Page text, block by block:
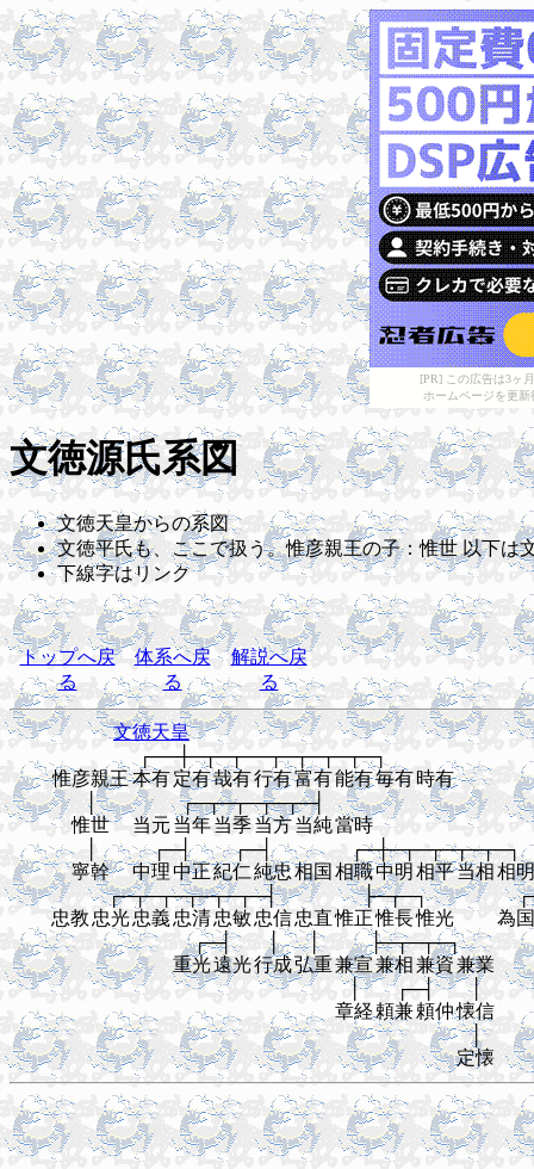
[PR] この広告は3ヶ
ホームページを更
文徳源氏系図
文徳天皇からの系図
文徳平氏も、ここで扱う。惟彦親王の子：惟世 以下は
下線字はリンク
トップへ戻
る
体系へ戻
る
解説へ戻
る
文徳天皇
┌──┼─┬─┬──┬─┬─┬─┬─┐
惟彦親王本有定有哉有行有富有能有毎有時有
│
┌─┬─┬─┬─┬─┤
惟世
当元当年当季当方当純當時
┌─┤ ┌─┤
┌─┼─┬─┬─┬─┬─┐
寧幹
中理中正紀仁純忠相国 相職中明 相平当相相明
┌─┬─┬─┬─┬─┬─┤
├─┬─┐
忠教 忠光忠義忠清忠敏忠信忠直惟正惟長惟光
為国
┌─┤
│ │
├─┬─┬─┐
重光遠光行成弘重兼宣兼相兼資兼業
│
┌─┤
│
章経頼兼頼仲懐信
│
定懐